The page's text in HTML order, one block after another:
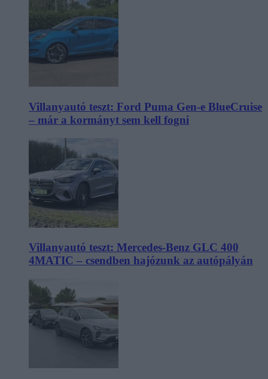
Villanyautó teszt: Ford Puma Gen-e BlueCruise
– már a kormányt sem kell fogni
Villanyautó teszt: Mercedes-Benz GLC 400
4MATIC – csendben hajózunk az autópályán